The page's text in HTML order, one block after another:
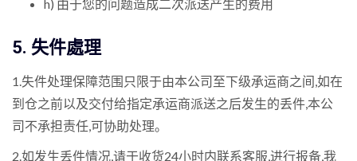
h) 由于您的问题造成二次派送产生的费用
5. 失件處理
1.失件处理保障范围只限于由本公司至下级承运商之间,如在
到仓之前以及交付给指定承运商派送之后发生的丢件,本公
司不承担责任,可协助处理。
2.如发生丢件情况,请于收货24小时内联系客服,进行报备,我